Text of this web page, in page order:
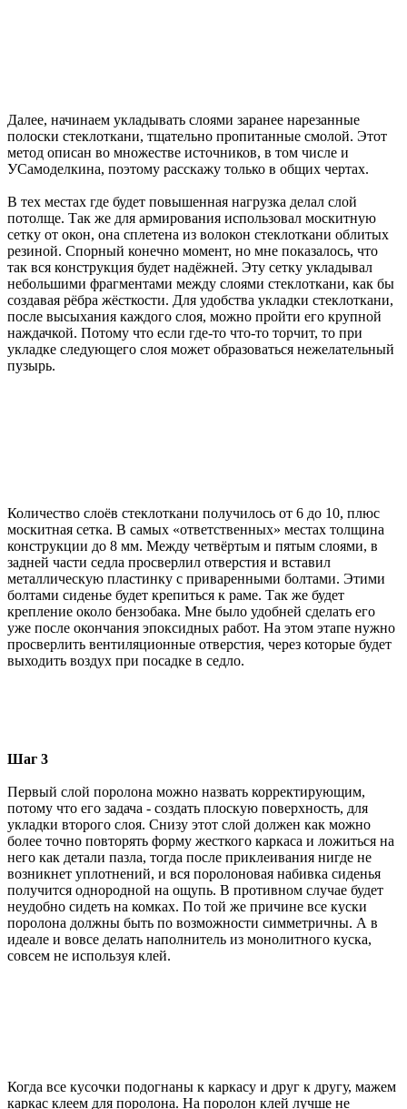
Далее, начинаем укладывать слоями заранее нарезанные
полоски стеклоткани, тщательно пропитанные смолой. Этот
метод описан во множестве источников, в том числе и
УСамоделкина, поэтому расскажу только в общих чертах.
В тех местах где будет повышенная нагрузка делал слой
потолще. Так же для армирования использовал москитную
сетку от окон, она сплетена из волокон стеклоткани облитых
резиной. Спорный конечно момент, но мне показалось, что
так вся конструкция будет надёжней. Эту сетку укладывал
небольшими фрагментами между слоями стеклоткани, как бы
создавая рёбра жёсткости. Для удобства укладки стеклоткани,
после высыхания каждого слоя, можно пройти его крупной
наждачкой. Потому что если где-то что-то торчит, то при
укладке следующего слоя может образоваться нежелательный
пузырь.
Количество слоёв стеклоткани получилось от 6 до 10, плюс
москитная сетка. В самых «ответственных» местах толщина
конструкции до 8 мм. Между четвёртым и пятым слоями, в
задней части седла просверлил отверстия и вставил
металлическую пластинку с приваренными болтами. Этими
болтами сиденье будет крепиться к раме. Так же будет
крепление около бензобака. Мне было удобней сделать его
уже после окончания эпоксидных работ. На этом этапе нужно
просверлить вентиляционные отверстия, через которые будет
выходить воздух при посадке в седло.
Шаг 3
Первый слой поролона можно назвать корректирующим,
потому что его задача - создать плоскую поверхность, для
укладки второго слоя. Снизу этот слой должен как можно
более точно повторять форму жесткого каркаса и ложиться на
него как детали пазла, тогда после приклеивания нигде не
возникнет уплотнений, и вся поролоновая набивка сиденья
получится однородной на ощупь. В противном случае будет
неудобно сидеть на комках. По той же причине все куски
поролона должны быть по возможности симметричны. А в
идеале и вовсе делать наполнитель из монолитного куска,
совсем не используя клей.
Когда все кусочки подогнаны к каркасу и друг к другу, мажем
каркас клеем для поролона. На поролон клей лучше не